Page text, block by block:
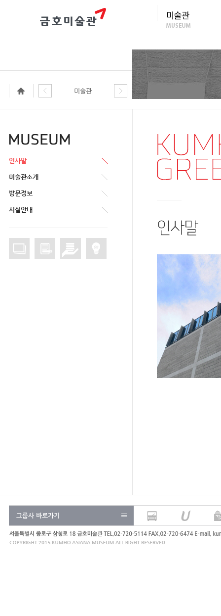
미술관
인사말
미술관소개
방문정보
시설안내
그룹사 바로가기